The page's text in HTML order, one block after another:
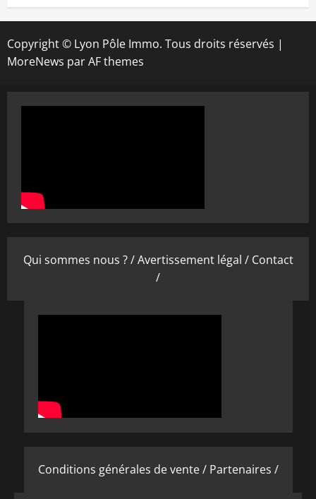
Copyright © Lyon Pôle Immo. Tous droits réservés |
MoreNews par AF themes
Qui sommes nous ? /Avertissement légal / Contact
/
Conditions générales de vente / Partenaires /